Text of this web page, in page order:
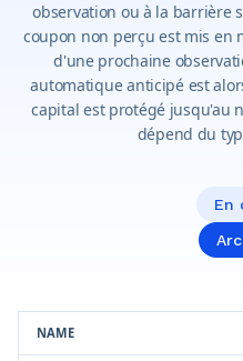
observation ou à la barrière
coupon non perçu est mis en
d'une prochaine
automatique anticipé est
capital est protégé jusqu'au
dépend du
En
Produit
jacent(s)